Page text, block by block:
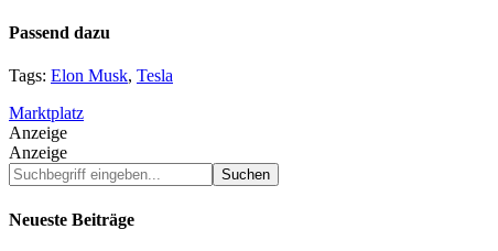
Passend dazu
Tags: Elon Musk, Tesla
Marktplatz
Anzeige
Anzeige
Suchbegriff
eingeben...
Neueste Beiträge